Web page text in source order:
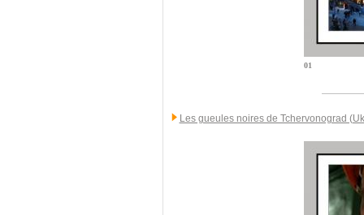
01
Les gueules noires de Tchervonograd